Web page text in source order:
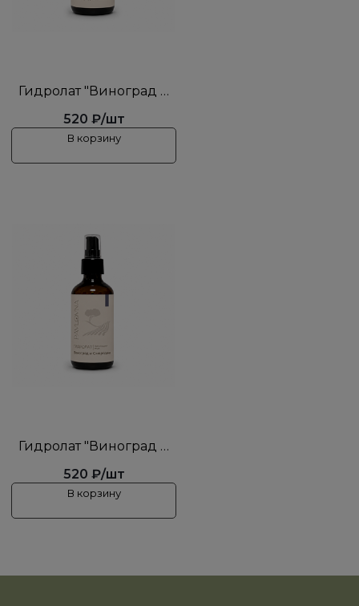
Гидролат "Виноград и
520 ₽/шт
В корзину
Гидролат "Виноград и
520 ₽/шт
В корзину